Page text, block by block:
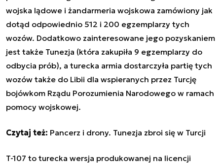
wojska lądowe i żandarmeria wojskowa zamówiony jak
dotąd odpowiednio 512 i 200 egzemplarzy tych
wozów. Dodatkowo zainteresowane jego pozyskaniem
jest także Tunezja (która zakupiła 9 egzemplarzy do
odbycia prób), a turecka armia dostarczyła partię tych
wozów także do Libii dla wspieranych przez Turcję
bojówkom Rządu Porozumienia Narodowego w ramach
pomocy wojskowej.
Czytaj też: Pancerz i drony. Tunezja zbroi się w Turcji
T-107 to turecka wersja produkowanej na licencji